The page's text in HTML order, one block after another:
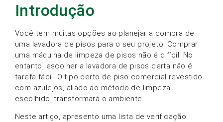
Introdução
Você tem muitas opções ao planejar a compra de
uma lavadora de pisos para o seu projeto. Comprar
uma máquina de limpeza de pisos não é difícil. No
entanto, escolher a lavadora de pisos certa não é
tarefa fácil. O tipo certo de piso comercial revestido
com azulejos, aliado ao método de limpeza
escolhido, transformará o ambiente.
Neste artigo, apresento uma lista de verificação